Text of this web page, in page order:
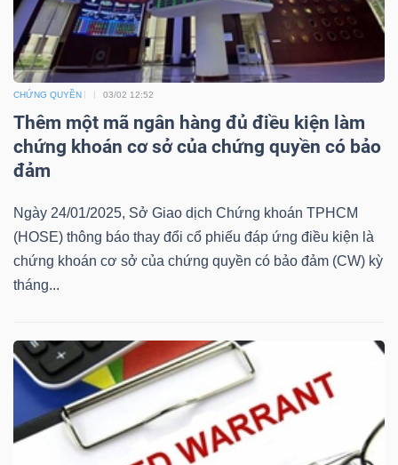
CHỨNG QUYỀN 03/02 12:52
Thêm một mã ngân hàng đủ điều kiện làm
chứng khoán cơ sở của chứng quyền có bảo
đảm
Ngày 24/01/2025, Sở Giao dịch Chứng khoán TPHCM
(HOSE) thông báo thay đổi cổ phiếu đáp ứng điều kiện là
chứng khoán cơ sở của chứng quyền có bảo đảm (CW) kỳ
tháng...
BẤT
ĐỘNG
SẢN
Mã
chứng
khoán
Tất cả Cổ phiếu Chỉ số Chứng chỉ quỹ Chứng
Lãnh
(-)
Tất cả Người nội bộ Người liên quan Cổ đông lớn
Tin